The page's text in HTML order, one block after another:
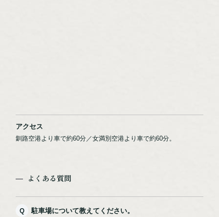
アクセス
釧路空港より車で約60分／女満別空港より車で約60分。
よくある質問
駐車場について教えてください。